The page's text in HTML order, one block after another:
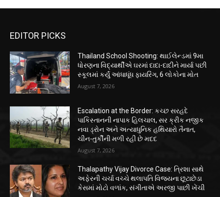
EDITOR PICKS
Thailand School Shooting: થાઈલેન્ડમાં 9મા
ધોરણના વિદ્યાર્થીએ ઘરમાં દાદા-દાદીને માર્યા પછી
સ્કૂલમાં કર્યું આંધાધૂંધ ફાયરિંગ, 6 લોકોના મોત
August 7, 2026
Escalation at the Border: કચ્છ સરહદે
પાકિસ્તાનની નાપાક હિલચાલ, સર ક્રીક નજીક
નવા ડ્રોન અને અત્યાધુનિક હથિયારો તૈનાત,
ચીન-તુર્કીની મળી રહી છે મદદ
August 7, 2026
Thalapathy Vijay Divorce Case: ત્રિશા સાથે
અફેરની ચર્ચા વચ્ચે થલાપતિ વિજયના છૂટાછેડા
કેસમાં મોટો વળાંક, સંગીતાએ અરજી પાછી ખેંચી